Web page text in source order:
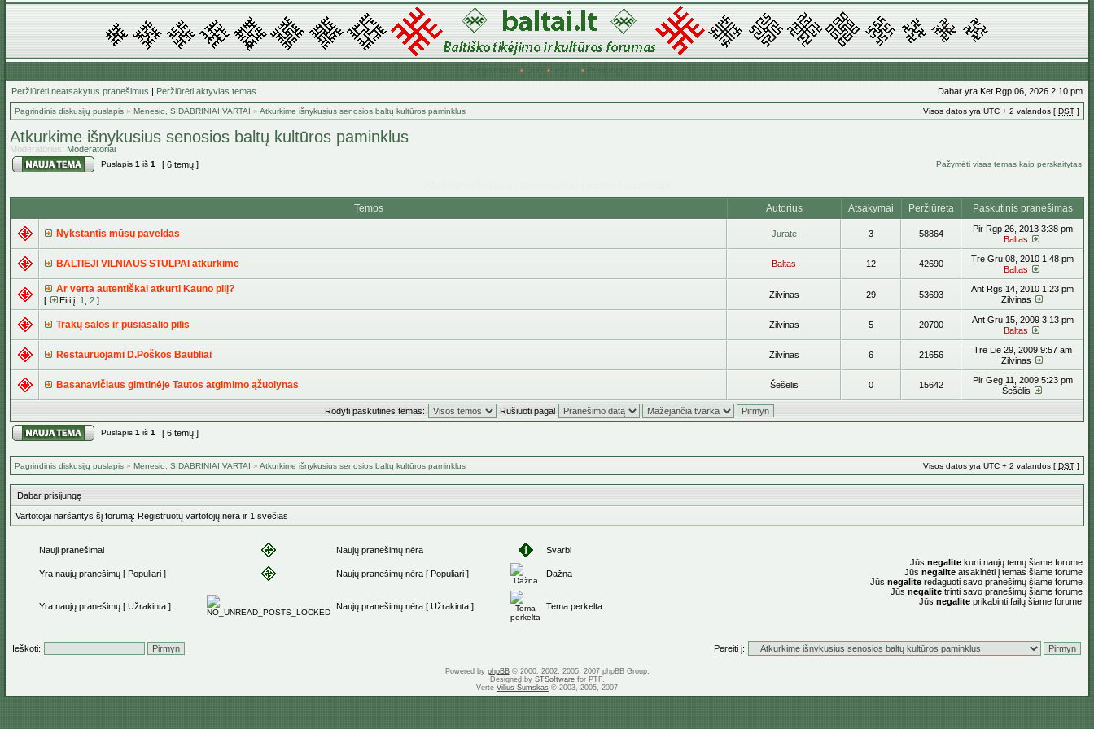
• • •
Peržiūrėti neatsakytus pranešimus | Peržiūrėti aktyvias temas Dabar yra Ket Rgp 06, 2026 2:10 pm
Pagrindinis diskusijų puslapis » Mėnesio, SIDABRINIAI VARTAI » Atkurkime išnykusius senosios baltų kultūros paminklus Visos datos yra UTC + 2 valandos [ DST ]
Atkurkime išnykusius senosios baltų kultūros paminklus
Moderatorius: Moderatoriai
Puslapis 1 iš 1 [ 6 temų ] Pažymėti visas temas kaip perskaitytas
Temos
Autorius Atsakymai Peržiūrėta Paskutinis pranešimas
Nykstantis mūsų paveldas Jurate 3 58864
Pir Rgp 26, 2013 3:38 pm
Baltas
BALTIEJI VILNIAUS STULPAI atkurkime Baltas 12 42690
Tre Gru 08, 2010 1:48 pm
Baltas
Ar verta autentiškai atkurti Kauno pilį?
[ Eiti į: 1 2 ]
Zilvinas 29 53693
Ant Rgs 14, 2010 1:23 pm
Zilvinas
Trakų salos ir pusiasalio pilis Zilvinas 5 20700
Ant Gru 15, 2009 3:13 pm
Baltas
Restauruojami D.Poškos Baubliai Zilvinas 6 21656
Tre Lie 29, 2009 9:57 am
Zilvinas
Basanavičiaus gimtinėje Tautos atgimimo ąžuolynas Šešėlis 0 15642
Pir Geg 11, 2009 5:23 pm
Šešėlis
Rodyti paskutines temas: Rūšiuoti pagal
Puslapis 1 iš 1 [ 6 temų ]
Pagrindinis diskusijų puslapis » Mėnesio, SIDABRINIAI VARTAI » Atkurkime išnykusius senosios baltų kultūros paminklus Visos datos yra UTC + 2 valandos [ DST ]
Dabar prisijungę
Vartotojai naršantys šį forumą: Registruotų vartotojų nėra ir 1 svečias
Nauji pranešimai Naujų pranešimų nėra Svarbi
Yra naujų pranešimų [ Populiari ] Naujų pranešimų nėra [ Populiari ] Dažna
Yra naujų pranešimų [ Užrakinta ] Naujų pranešimų nėra [ Užrakinta ] Tema perkelta
Jūs negalite kurti naujų temų šiame forume
Jūs negalite atsakinėti į temas šiame forume
Jūs negalite redaguoti savo pranešimų šiame forume
Jūs negalite trinti savo pranešimų šiame forume
Jūs negalite prikabinti failų šiame forume
Ieškoti: Pereiti į:
Powered by phpBB© 2000, 2002, 2005, 2007 phpBB Group.
Designed by STSoftwarefor PTF.
Vertė Vilius Šumskas © 2003, 2005, 2007